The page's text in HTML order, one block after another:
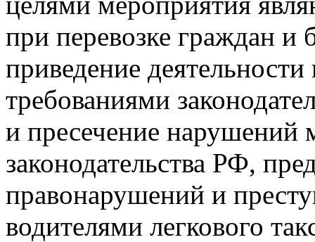
при перевозке граждан и
приведение деятельности
требованиями
и пресечение нарушений
законодательства РФ,
правонарушений и
водителями легкового